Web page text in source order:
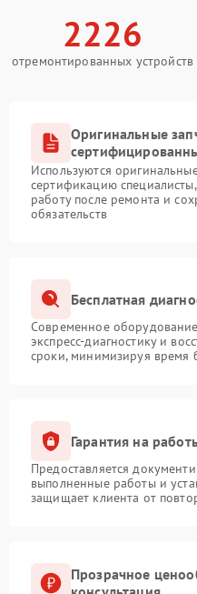
2226
отремонтированных устройств
Оригинальные
Используются
сертификацию
работу после ремонта и
обязательств
Бесплатная
Современное
экспресс-диагностику и
сроки, минимизируя время
Гарантия на
Предоставляется
выполненные работы и
защищает клиента от
Прозрачное